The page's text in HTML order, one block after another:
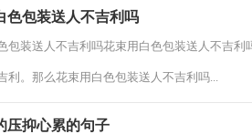
色包装送人不吉利吗
包装送人不吉利吗花束用白色包装送人不吉
利。那么花束用白色包装送人不吉利吗...
压抑心累的句子